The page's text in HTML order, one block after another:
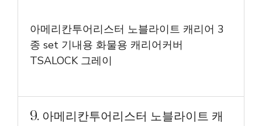
아메리칸투어리스터 노블라이트 캐리어 3
종 set 기내용 화물용 캐리어커버
TSALOCK 그레이
9. 아메리칸투어리스터 노블라이트 캐